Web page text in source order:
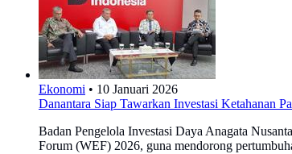
Ekonomi • 10 Januari 2026
Danantara Siap Tawarkan Investasi Ketahanan
Badan Pengelola Investasi Daya Anagata
Forum (WEF) 2026, guna mendorong